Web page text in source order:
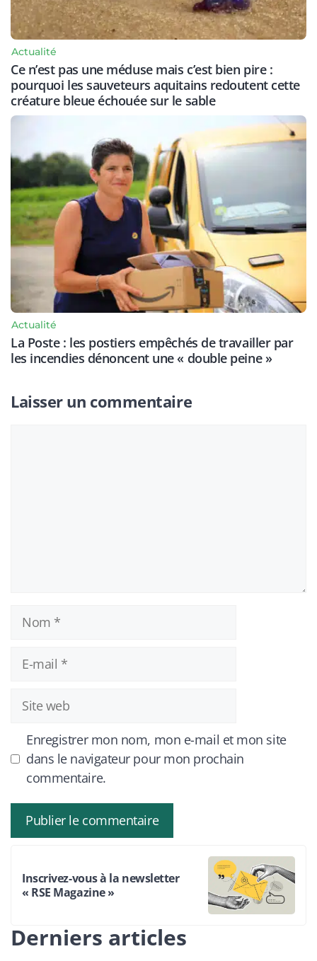
Actualité
Ce n’est pas une méduse mais c’est bien pire :
pourquoi les sauveteurs aquitains redoutent cette
créature bleue échouée sur le sable
Actualité
La Poste : les postiers empêchés de travailler par
les incendies dénoncent une « double peine »
Laisser un commentaire
Nom
mail
Site
web
Enregistrer mon nom, mon e-mail et mon site
dans le navigateur pour mon prochain
commentaire.
Inscrivez-vous à la newsletter
« RSE Magazine »
Derniers articles